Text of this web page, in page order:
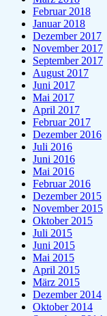
Februar 2018
Januar 2018
Dezember 2017
November 2017
September 2017
August 2017
Juni 2017
Mai 2017
April 2017
Februar 2017
Dezember 2016
Juli 2016
Juni 2016
Mai 2016
Februar 2016
Dezember 2015
November 2015
Oktober 2015
Juli 2015
Juni 2015
Mai 2015
April 2015
März 2015
Dezember 2014
Oktober 2014